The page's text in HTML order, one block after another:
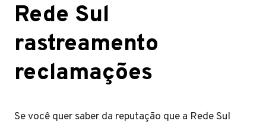
Rede Sul
rastreamento
reclamações
Se você quer saber da reputação que a Rede Sul